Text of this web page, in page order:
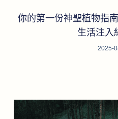
你的第一份神聖植物指
生活注入
2025-